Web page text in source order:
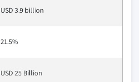
USD 3.9 billion
21.5%
USD 25 Billion